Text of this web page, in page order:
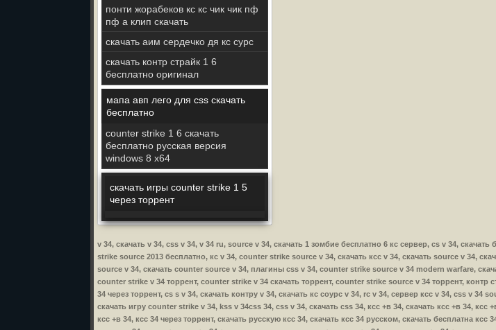
понти жорабеков кс кс чик чик пф
пф а клип скачать
скачать аим сердечко дя кс сурс
скачать контр страйк 1 6
бесплатно оригинал
мапа авп лего для css скачать
бесплатно
counter strike 1 6 скачать
бесплатно русская версия
windows 8 x64
скачать игры counter strike 1 5
через торрент
v 34, скачать v 34, css v 34, v 34 ru, source v 34, скачать 1 зомбие бесплатно 6 кс сервер, cs v 34,
strike source 2013 бесплатно, кс v 34, counter strike source v 34, скачать ксс v 34, скачать source v 34,
source v 34, скачать counter source v 34, плагины css v 34, counter strike source v 34 modern warfare,
counter strike v 34 торрент, counter strike v 34 скачать торрент, counter strike source v 34 торрент, контр
34 через торрент, cs s v 34, скачать контру v 34, скачать кс соурс v 34, rc v 34, сервер ксс v 34, css v 34
скачать игру counter strike v 34, kss v 34css 34, css v 34, скачать css 34, ксс +в 34, скачать ксс +в 34,
ксс +в 34, ксс 34 через торрент, скачать русскую ксс 34, скачать ксс 34 русском, скачать бесплатна